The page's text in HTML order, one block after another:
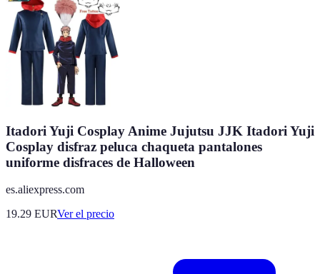
Itadori Yuji Cosplay Anime Jujutsu JJK Itadori Yuji
Cosplay disfraz peluca chaqueta pantalones
uniforme disfraces de Halloween
es.aliexpress.com
19.29 EURVer el precio